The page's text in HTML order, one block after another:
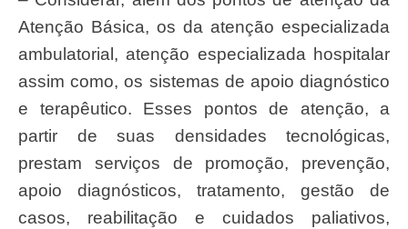
Atenção Básica, os da atenção especializada
ambulatorial, atenção especializada hospitalar
assim como, os sistemas de apoio diagnóstico
e terapêutico. Esses pontos de atenção, a
partir de suas densidades tecnológicas,
prestam serviços de promoção, prevenção,
apoio diagnósticos, tratamento, gestão de
casos, reabilitação e cuidados paliativos,